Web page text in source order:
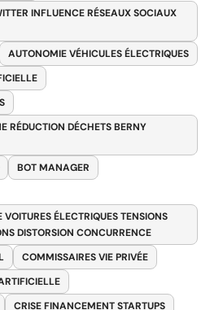
INFLUENCE RÉSEAUX SOCIAUX
AUTONOMIE VÉHICULES ÉLECTRIQUES
RÉDUCTION DÉCHETS BERNY
BOT MANAGER
ÉLECTRIQUES TENSIONS
DISTORSION CONCURRENCE
COMMISSAIRES VIE PRIVÉE
CRISE FINANCEMENT STARTUPS